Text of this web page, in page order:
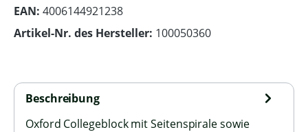
EAN: 4006144921238
Artikel-Nr. des Hersteller: 100050360
Beschreibung
Oxford Collegeblock mit Seitenspirale sowie